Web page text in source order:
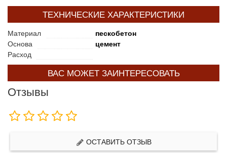
ТЕХНИЧЕСКИЕ ХАРАКТЕРИСТИКИ
Материал
пескобетон
Основа
цемент
Расход
ВАС МОЖЕТ ЗАИНТЕРЕСОВАТЬ
Отзывы
ОСТАВИТЬ ОТЗЫВ